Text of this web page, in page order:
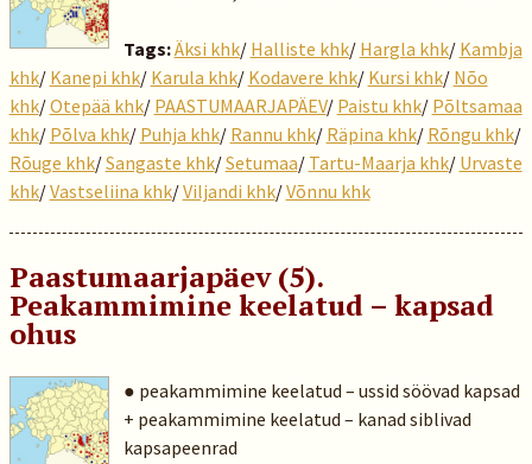
Tags:Äksi khk/ Halliste khk/ Hargla khk/ Kambja
khk/ Kanepi khk/ Karula khk/ Kodavere khk/ Kursi khk/ Nõo
khk/Otepää khk/ PAASTUMAARJAPÄEV/ Paistu khk/ Põltsamaa
khk/ Põlva khk/ Puhja khk/ Rannu khk/ Räpina khk/ Rõngu khk/
Rõuge khk/Sangaste khk/Setumaa/ Tartu-Maarja khk/ Urvaste
khk/Vastseliina khk/Viljandi khk/Võnnu khk
Paastumaarjapäev (5).
Peakammimine keelatud – kapsad
ohus
● peakammimine keelatud – ussid söövad kapsad
+ peakammimine keelatud – kanad siblivad
kapsapeenrad